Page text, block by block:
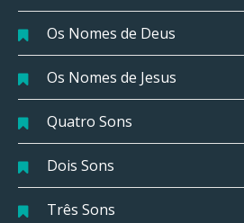
Os Nomes de Deus
Os Nomes de Jesus
Quatro Sons
Dois Sons
Três Sons